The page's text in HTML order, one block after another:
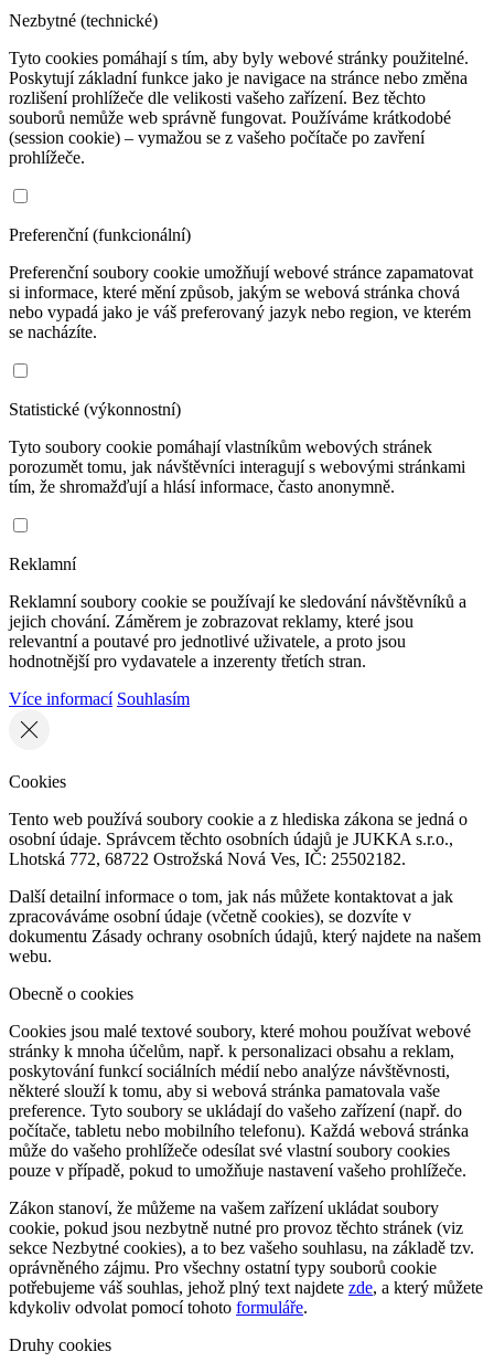
Nezbytné (technické)
Tyto cookies pomáhají s tím, aby byly webové stránky použitelné.
Poskytují základní funkce jako je navigace na stránce nebo změna
rozlišení prohlížeče dle velikosti vašeho zařízení. Bez těchto
souborů nemůže web správně fungovat. Používáme krátkodobé
(session cookie) – vymažou se z vašeho počítače po zavření
prohlížeče.
Preferenční (funkcionální)
Preferenční soubory cookie umožňují webové stránce zapamatovat
si informace, které mění způsob, jakým se webová stránka chová
nebo vypadá jako je váš preferovaný jazyk nebo region, ve kterém
se nacházíte.
Statistické (výkonnostní)
Tyto soubory cookie pomáhají vlastníkům webových stránek
porozumět tomu, jak návštěvníci interagují s webovými stránkami
tím, že shromažďují a hlásí informace, často anonymně.
Reklamní
Reklamní soubory cookie se používají ke sledování návštěvníků a
jejich chování. Záměrem je zobrazovat reklamy, které jsou
relevantní a poutavé pro jednotlivé uživatele, a proto jsou
hodnotnější pro vydavatele a inzerenty třetích stran.
Více informací Souhlasím
Cookies
Tento web používá soubory cookie a z hlediska zákona se jedná o
osobní údaje. Správcem těchto osobních údajů je JUKKA s.r.o.,
Lhotská 772, 68722 Ostrožská Nová Ves, IČ: 25502182.
Další detailní informace o tom, jak nás můžete kontaktovat a jak
zpracováváme osobní údaje (včetně cookies), se dozvíte v
dokumentu Zásady ochrany osobních údajů, který najdete na našem
webu.
Obecně o cookies
Cookies jsou malé textové soubory, které mohou používat webové
stránky k mnoha účelům, např. k personalizaci obsahu a reklam,
poskytování funkcí sociálních médií nebo analýze návštěvnosti,
některé slouží k tomu, aby si webová stránka pamatovala vaše
preference. Tyto soubory se ukládají do vašeho zařízení (např. do
počítače, tabletu nebo mobilního telefonu). Každá webová stránka
může do vašeho prohlížeče odesílat své vlastní soubory cookies
pouze v případě, pokud to umožňuje nastavení vašeho prohlížeče.
Zákon stanoví, že můžeme na vašem zařízení ukládat soubory
cookie, pokud jsou nezbytně nutné pro provoz těchto stránek (viz
sekce Nezbytné cookies), a to bez vašeho souhlasu, na základě tzv.
oprávněného zájmu. Pro všechny ostatní typy souborů cookie
potřebujeme váš souhlas, jehož plný text najdete zde, a který můžete
kdykoliv odvolat pomocí tohoto formuláře.
Druhy cookies